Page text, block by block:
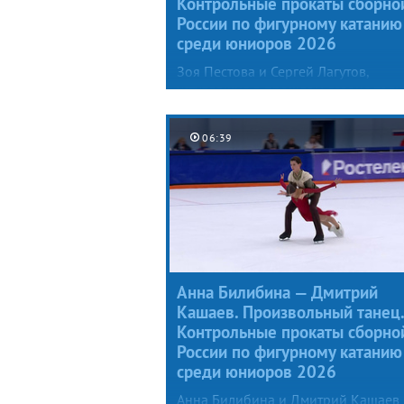
России по фигурному катанию
среди юниоров 2026
Зоя Пестова и Сергей Лагутов,
уступавшие в прошлом сезоне
и Артему Валову), представили
специалистам новый
танец под музыку из балета Игоря
Стравинского «Весна священная»,
причем Зоя предстала в образе жар-
06:39
Анна Билибина — Дмитрий
Кашаев. Произвольный танец.
Контрольные прокаты
России по фигурному катанию
среди юниоров 2026
Анна Билибина и Дмитрий Кашаев